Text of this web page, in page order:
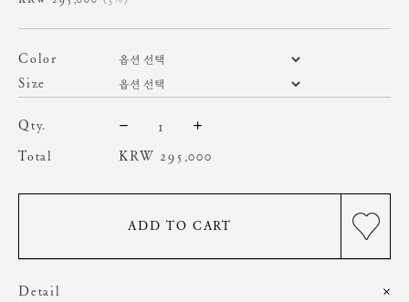
color
size
qty.
Total
KRW 295,000
ADD TO CART
Detail